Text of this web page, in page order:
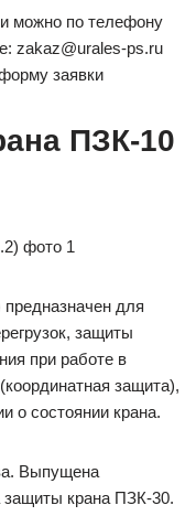
можно по телефону
zakaz@urales-ps.ru
заявки
ПЗК-10
для
защиты
при работе в
защита),
о состоянии крана.
Выпущена
защиты крана ПЗК-30.